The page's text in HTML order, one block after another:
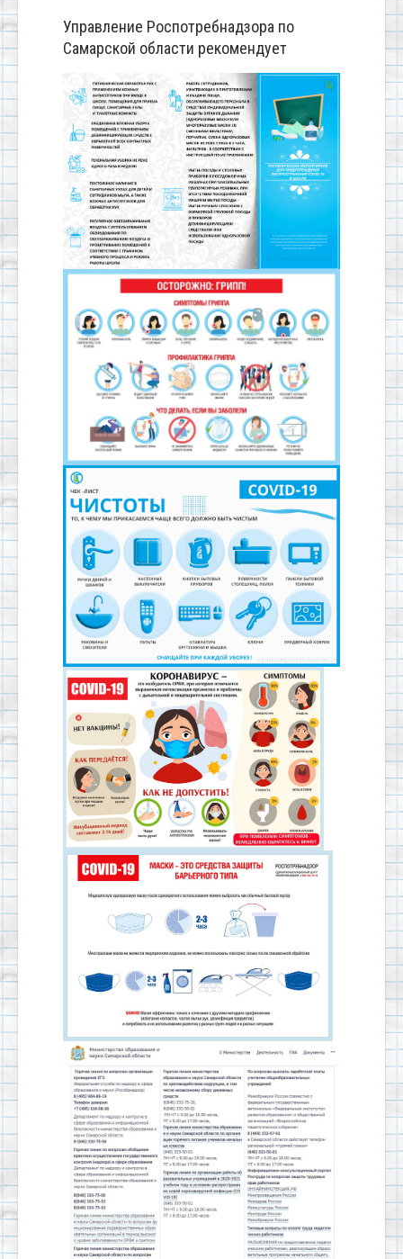
Управление Роспотребнадзора по
Самарской области рекомендует